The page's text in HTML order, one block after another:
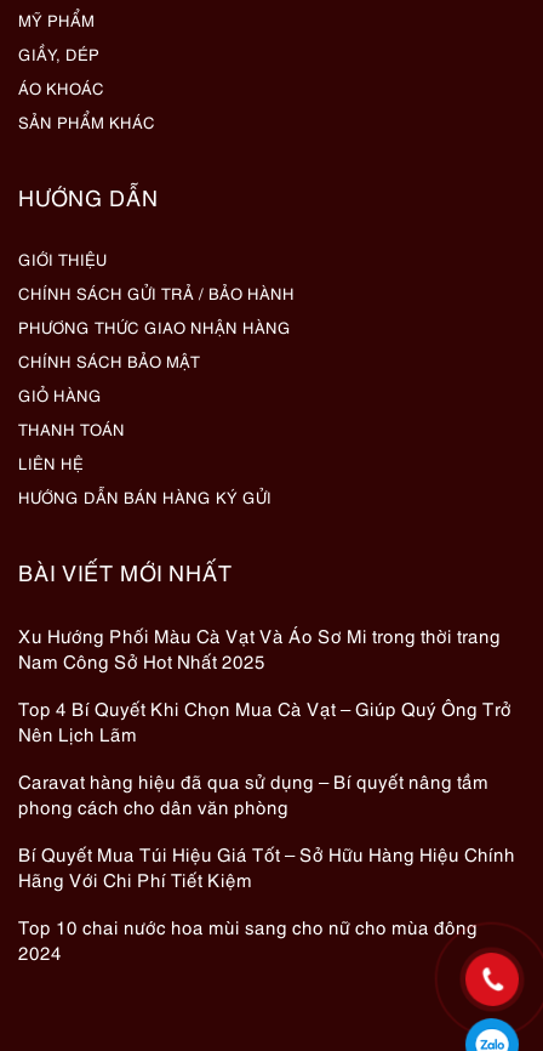
MỸ PHẨM
GIẦY, DÉP
ÁO KHOÁC
SẢN PHẨM KHÁC
HƯỚNG DẪN
GIỚI THIỆU
CHÍNH SÁCH GỬI TRẢ / BẢO HÀNH
PHƯƠNG THỨC GIAO NHẬN HÀNG
CHÍNH SÁCH BẢO MẬT
GIỎ HÀNG
THANH TOÁN
LIÊN HỆ
HƯỚNG DẪN BÁN HÀNG KÝ GỬI
BÀI VIẾT MỚI NHẤT
Xu Hướng Phối Màu Cà Vạt Và Áo Sơ Mi trong thời trang
Nam Công Sở Hot Nhất 2025
Top 4 Bí Quyết Khi Chọn Mua Cà Vạt – Giúp Quý Ông Trở
Nên Lịch Lãm
Caravat hàng hiệu đã qua sử dụng – Bí quyết nâng tầm
phong cách cho dân văn phòng
Bí Quyết Mua Túi Hiệu Giá Tốt – Sở Hữu Hàng Hiệu Chính
Hãng Với Chi Phí Tiết Kiệm
Top 10 chai nước hoa mùi sang cho nữ cho mùa đông
2024